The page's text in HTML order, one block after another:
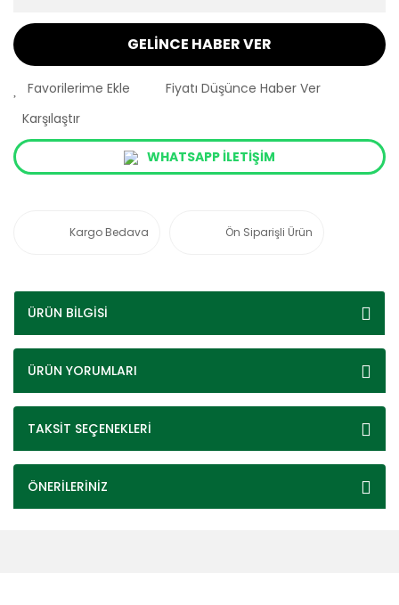
GELİNCE HABER VER
Fiyatı Düşünce Haber Ver
Karşılaştır
WHATSAPP İLETİŞİM
Kargo Bedava Ön Siparişli Ürün
ÜRÜN BİLGİSİ
ÜRÜN YORUMLARI
TAKSİT SEÇENEKLERİ
ÖNERİLERİNİZ